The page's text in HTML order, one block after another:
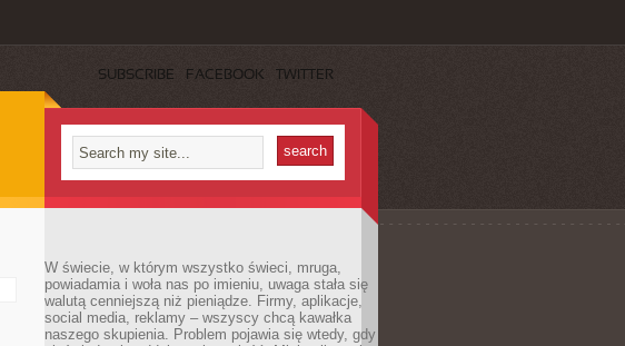
SUBSCRIBE FACEBOOK TWITTER
W świecie, w którym wszystko świeci, mruga,
powiadamia i woła nas po imieniu, uwaga stała się
walutą cenniejszą niż pieniądze. Firmy, aplikacje,
social media, reklamy – wszyscy chcą kawałka
naszego skupienia. Problem pojawia się wtedy, gdy